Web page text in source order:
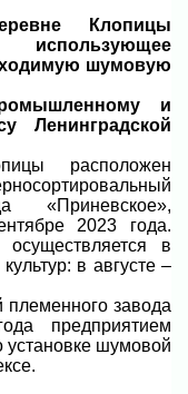
Клопицы
шумовую
и
Ленинградской
расположен
«Приневское»,
2023 года.
в
в августе –
завода
предприятием
шумовой